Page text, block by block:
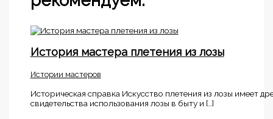
История мастера плетения из лозы
Истории мастеров
Историческая справка Искусство плетения из лозы имеет
свидетельства использования лозы в быту и […]